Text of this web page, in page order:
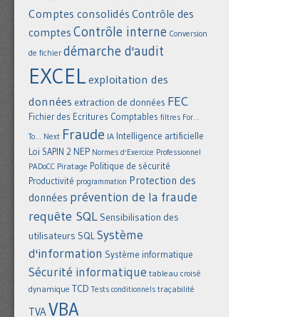
Comptes consolidés Contrôle des
comptes Contrôle interne Conversion
de fichier démarche d'audit
EXCEL exploitation des
données extraction de données FEC
Fichier des Ecritures Comptables filtres For...
To... Next Fraude IA Intelligence artificielle
Loi SAPIN 2 NEP Normes d'Exercice Professionnel
PADoCC Piratage Politique de sécurité
Productivité programmation Protection des
données prévention de la fraude
requête SQL Sensibilisation des
utilisateurs SQLSystème
d'information Système informatique
Sécurité informatique tableau croisé
dynamique TCD Tests conditionnels traçabilité
TVAVBA